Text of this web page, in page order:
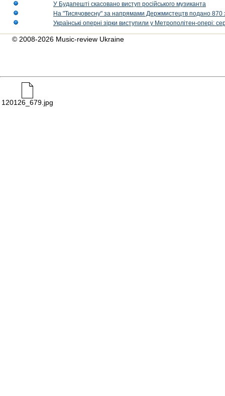
У Будапешті скасовано виступ російського музиканта
На "Тисячовесну" за напрямами Держмистецтв подано 870
Українські оперні зірки виступили у Метрополітен-опері:
© 2008-2026 Music-review Ukraine
120126_679.jpg